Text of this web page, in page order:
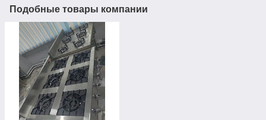
Подобные товары компании